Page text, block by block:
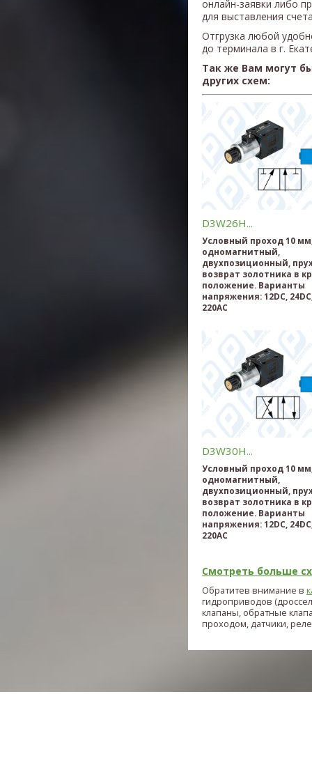
онлайн-заявки либо
для выставления
Отгрузка любой
до терминала в г.
Так же Вам могут
других схем:
D3W26H...
Условный проход 10
одномагнитный,
двухпозиционный,
возврат золотника в
положение. Варианты
напряжения: 12DC,
220AC
D3W30H...
Условный проход 10
одномагнитный,
двухпозиционный,
возврат золотника в
положение. Варианты
напряжения: 12DC,
220AC
Смотреть больше
Обратитев внимание в
гидроприводов
клапаны, обратные
проходом, датчики, реле